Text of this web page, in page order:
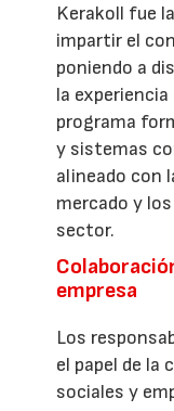
Kerakoll fue
impartir el
poniendo a
la
programa
y sistemas
alineado con
mercado y
sector.
empresa
Los
el papel de la
sociales y